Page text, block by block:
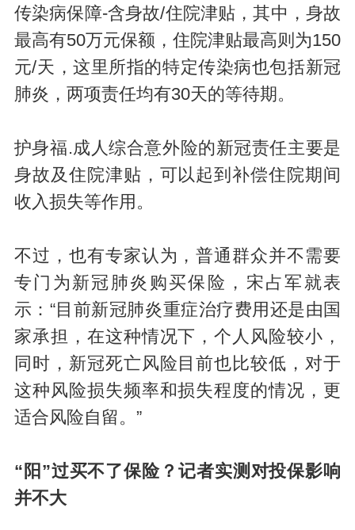
传染病保障-含身故/住院津贴，其中，身故
最高有50万元保额，住院津贴最高则为150
元/天，这里所指的特定传染病也包括新冠
肺炎，两项责任均有30天的等待期。
护身福.成人综合意外险的新冠责任主要是
身故及住院津贴，可以起到补偿住院期间
收入损失等作用。
不过，也有专家认为，普通群众并不需要
专门为新冠肺炎购买保险，宋占军就表
示：“目前新冠肺炎重症治疗费用还是由国
家承担，在这种情况下，个人风险较小，
同时，新冠死亡风险目前也比较低，对于
这种风险损失频率和损失程度的情况，更
适合风险自留。”
“阳”过买不了保险？ 记者实测 对投保影响
并不大